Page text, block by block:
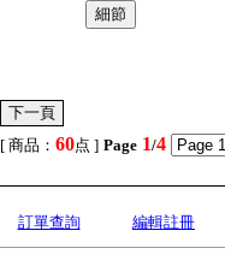
[ 商品： 60点 ] Page 1/4
訂單查詢 編輯註冊